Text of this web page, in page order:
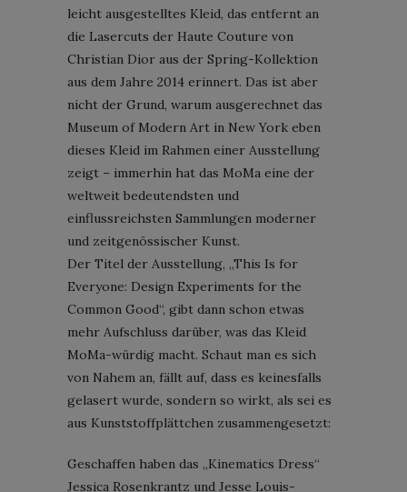
leicht ausgestelltes Kleid, das entfernt an
die Lasercuts der Haute Couture von
Christian Dior aus der Spring-Kollektion
aus dem Jahre 2014 erinnert. Das ist aber
nicht der Grund, warum ausgerechnet das
Museum of Modern Art in New York eben
dieses Kleid im Rahmen einer Ausstellung
zeigt – immerhin hat das MoMa eine der
weltweit bedeutendsten und
einflussreichsten Sammlungen moderner
und zeitgenössischer Kunst.
Der Titel der Ausstellung, „This Is for
Everyone: Design Experiments for the
Common Good“, gibt dann schon etwas
mehr Aufschluss darüber, was das Kleid
MoMa-würdig macht. Schaut man es sich
von Nahem an, fällt auf, dass es keinesfalls
gelasert wurde, sondern so wirkt, als sei es
aus Kunststoffplättchen zusammengesetzt:
Geschaffen haben das „Kinematics Dress“
Jessica Rosenkrantz und Jesse Louis-